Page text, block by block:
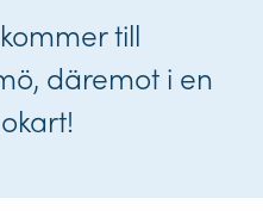
till
däremot i en